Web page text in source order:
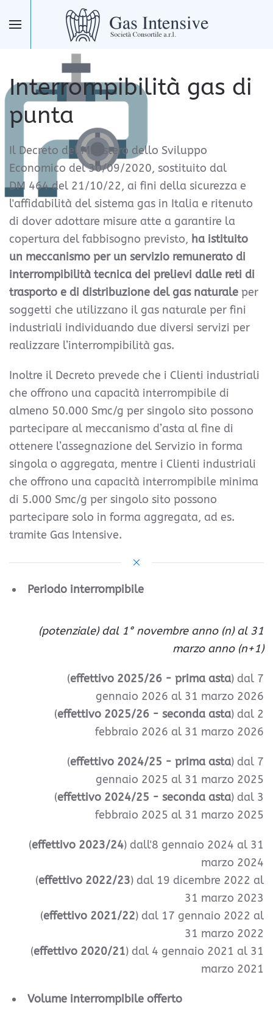
Skip to main content
Interrompibilità gas di
punta
Il Decreto del Ministero dello Sviluppo
Economico del 30/09/2020, sostituito dal
DM 464 del 21/10/22, ai fini della sicurezza e
l'affidabilità del sistema gas in Italia e ritenuto
di dover adottare misure atte a garantire la
copertura del fabbisogno previsto, ha istituito
un meccanismo per un servizio remunerato di
interrompibilità tecnica dei prelievi dalle reti di
trasporto e di distribuzione del gas naturale per
soggetti che utilizzano il gas naturale per fini
industriali individuando due diversi servizi per
realizzare l’interrompibilità gas.
Inoltre il Decreto prevede che i Clienti industriali
che offrono una capacità interrompibile di
almeno 50.000 Smc/g per singolo sito possono
partecipare al meccanismo d’asta al fine di
ottenere l’assegnazione del Servizio in forma
singola o aggregata, mentre i Clienti industriali
che offrono una capacità interrompibile minima
di 5.000 Smc/g per singolo sito possono
partecipare solo in forma aggregata, ad es.
tramite Gas Intensive.
Periodo interrompibile
(potenziale) dal 1° novembre anno (n) al 31
marzo anno (n+1)
(effettivo 2025/26 - prima asta) dal 7
gennaio 2026 al 31 marzo 2026
(effettivo 2025/26 - seconda asta) dal 2
febbraio 2026 al 31 marzo 2026
(effettivo 2024/25 - prima asta) dal 7
gennaio 2025 al 31 marzo 2025
(effettivo 2024/25 - seconda asta) dal 3
febbraio 2025 al 31 marzo 2025
(effettivo 2023/24) dall'8 gennaio 2024 al 31
marzo 2024
(effettivo 2022/23) dal 19 dicembre 2022 al
31 marzo 2023
(effettivo 2021/22) dal 17 gennaio 2022 al
31 marzo 2022
(effettivo 2020/21) dal 4 gennaio 2021 al 31
marzo 2021
Volume interrompibile offerto